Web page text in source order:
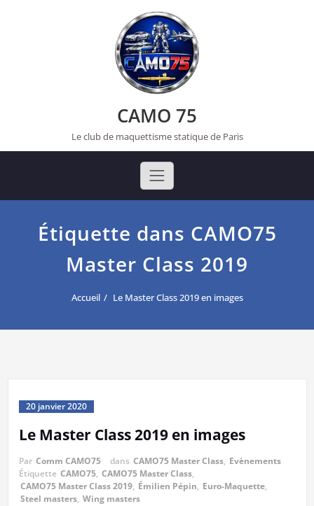
CAMO 75
Le club de maquettisme statique de Paris
Étiquette dans CAMO75
Master Class 2019
Accueil Le Master Class 2019 en images
20 janvier 2020
Le Master Class 2019 en images
Par Comm CAMO75 dans CAMO75 Master Class, Evènements
Étiquette CAMO75, CAMO75 Master Class,
CAMO75 Master Class 2019, Émilien Pépin, Euro-Maquette,
Steel masters, Wing masters